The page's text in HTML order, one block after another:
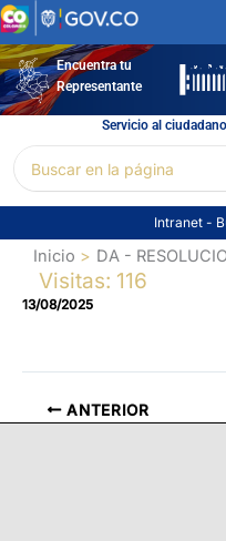
Ir
al
contenidoEncuentra tu
Representante
Servicio al ciudadano
por:
Intranet -
Inicio DA -
Visitas: 116
13/08/2025
ANTERIOR